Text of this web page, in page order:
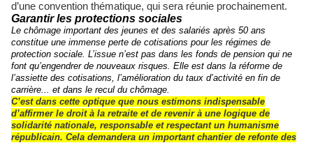
d’une convention thématique, qui sera réunie prochainement.
Garantir les protections sociales
Le chômage important des jeunes et des salariés après 50 ans
constitue une immense perte de cotisations pour les régimes de
protection sociale. L’issue n’est pas dans les fonds de pension qui ne
font qu’engendrer de nouveaux risques. Elle est dans la réforme de
l’assiette des cotisations, l’amélioration du taux d’activité en fin de
carrière... et dans le recul du chômage.
C’est dans cette optique que nous estimons indispensable
d’affirmer le droit à la retraite et de revenir à une logique de
solidarité nationale, responsable et respectant un humanisme
républicain. Cela demandera un important chantier de refonte des